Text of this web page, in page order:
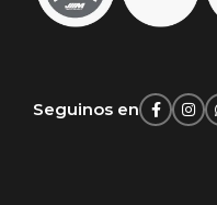
Seguinos en